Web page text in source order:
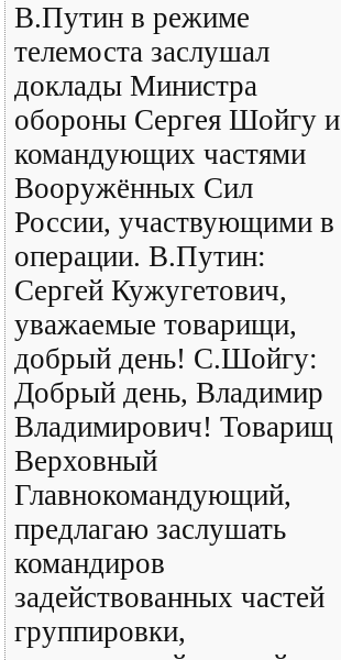
В.Путин в режиме
телемоста заслушал
доклады Министра
обороны Сергея Шойгу и
командующих частями
Вооружённых Сил
России, участвующими в
операции. В.Путин:
Сергей Кужугетович,
уважаемые товарищи,
добрый день! С.Шойгу:
Добрый день, Владимир
Владимирович! Товарищ
Верховный
Главнокомандующий,
предлагаю заслушать
командиров
задействованных частей
группировки,